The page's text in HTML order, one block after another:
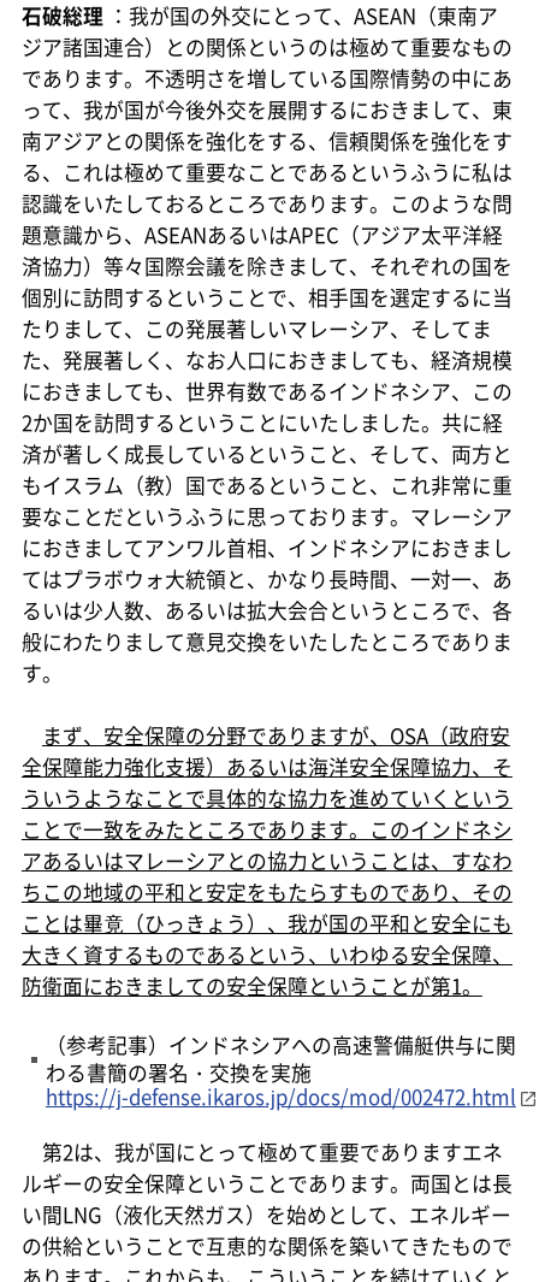
石破総理 ：我が国の外交にとって、ASEAN（東南ア
ジア諸国連合）との関係というのは極めて重要なもの
であります。不透明さを増している国際情勢の中にあ
って、我が国が今後外交を展開するにおきまして、東
南アジアとの関係を強化をする、信頼関係を強化をす
る、これは極めて重要なことであるというふうに私は
認識をいたしておるところであります。このような問
題意識から、ASEANあるいはAPEC（アジア太平洋経
済協力）等々国際会議を除きまして、それぞれの国を
個別に訪問するということで、相手国を選定するに当
たりまして、この発展著しいマレーシア、そしてま
た、発展著しく、なお人口におきましても、経済規模
におきましても、世界有数であるインドネシア、この
2か国を訪問するということにいたしました。共に経
済が著しく成長しているということ、そして、両方と
もイスラム（教）国であるということ、これ非常に重
要なことだというふうに思っております。マレーシア
におきましてアンワル首相、インドネシアにおきまし
てはプラボウォ大統領と、かなり長時間、一対一、あ
るいは少人数、あるいは拡大会合というところで、各
般にわたりまして意見交換をいたしたところでありま
す。
まず、安全保障の分野でありますが、OSA（政府安
全保障能力強化支援）あるいは海洋安全保障協力、そ
ういうようなことで具体的な協力を進めていくという
ことで一致をみたところであります。このインドネシ
アあるいはマレーシアとの協力ということは、すなわ
ちこの地域の平和と安定をもたらすものであり、その
ことは畢竟（ひっきょう）、我が国の平和と安全にも
大きく資するものであるという、いわゆる安全保障、
防衛面におきましての安全保障ということが第1。
（参考記事）インドネシアへの高速警備艇供与に関
わる書簡の署名・交換を実施
https://j-defense.ikaros.jp/docs/mod/002472.html
第2は、我が国にとって極めて重要でありますエネ
ルギーの安全保障ということであります。両国とは長
い間LNG（液化天然ガス）を始めとして、エネルギー
の供給ということで互恵的な関係を築いてきたもので